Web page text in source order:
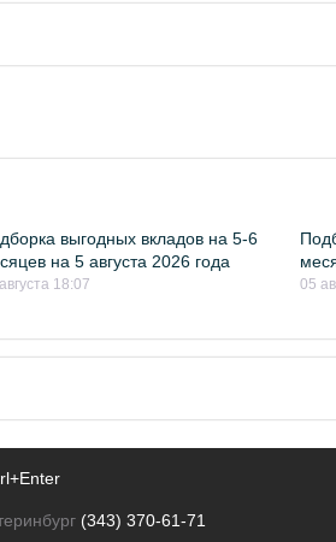
выгодных вкладов на 5-6
на 5 августа 2026 года
18:07 05
(343) 370-61-71